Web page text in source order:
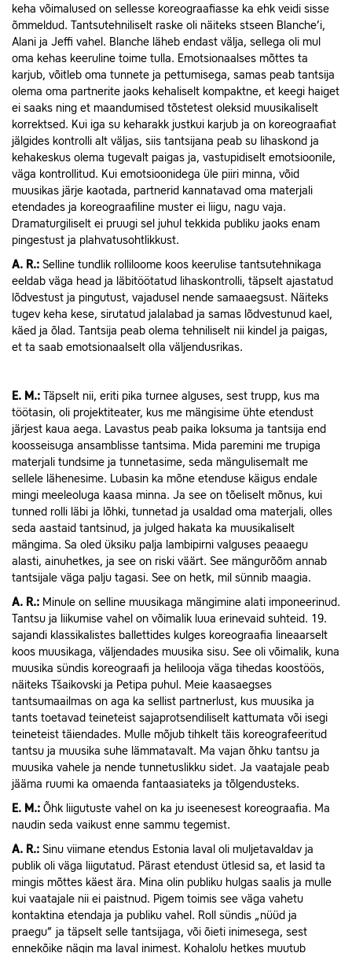
keha võimalused on sellesse koreograafiasse ka ehk veidi sisse
õmmeldud. Tantsutehniliselt raske oli näiteks stseen Blanche’i,
Alani ja Jeffi vahel. Blanche läheb endast välja, sellega oli mul
oma kehas keeruline toime tulla. Emotsionaalses mõttes ta
karjub, võitleb oma tunnete ja pettumisega, samas peab tantsija
olema oma partnerite jaoks kehaliselt kompaktne, et keegi haiget
ei saaks ning et maandumised tõstetest oleksid muusikaliselt
korrektsed. Kui iga su keharakk justkui karjub ja on koreograafiat
jälgides kontrolli alt väljas, siis tantsijana peab su lihaskond ja
kehakeskus olema tugevalt paigas ja, vastupidiselt emotsioonile,
väga kontrollitud. Kui emotsioonidega üle piiri minna, võid
muusikas järje kaotada, partnerid kannatavad oma materjali
etendades ja koreograafiline muster ei liigu, nagu vaja.
Dramaturgiliselt ei pruugi sel juhul tekkida publiku jaoks enam
pingestust ja plahvatusohtlikkust.
A. R.: Selline tundlik rolliloome koos keerulise tantsutehnikaga
eeldab väga head ja läbitöötatud lihaskontrolli, täpselt ajastatud
lõdvestust ja pingutust, vajadusel nende samaaegsust. Näiteks
tugev keha kese, sirutatud jalalabad ja samas lõdvestunud kael,
käed ja õlad. Tantsija peab olema tehniliselt nii kindel ja paigas,
et ta saab emotsionaalselt olla väljendusrikas.
E. M.: Täpselt nii, eriti pika turnee alguses, sest trupp, kus ma
töötasin, oli projektiteater, kus me mängisime ühte etendust
järjest kaua aega. Lavastus peab paika loksuma ja tantsija end
koosseisuga ansamblisse tantsima. Mida paremini me trupiga
materjali tundsime ja tunnetasime, seda mängulisemalt me
sellele lähenesime. Lubasin ka mõne etenduse käigus endale
mingi meeleoluga kaasa minna. Ja see on tõeliselt mõnus, kui
tunned rolli läbi ja lõhki, tunnetad ja usaldad oma materjali, olles
seda aastaid tantsinud, ja julged hakata ka muusikaliselt
mängima. Sa oled üksiku palja lambipirni valguses peaaegu
alasti, ainuhetkes, ja see on riski väärt. See mängurõõm annab
tantsijale väga palju tagasi. See on hetk, mil sünnib maagia.
A. R.: Minule on selline muusikaga mängimine alati imponeerinud.
Tantsu ja liikumise vahel on võimalik luua erinevaid suhteid. 19.
sajandi klassikalistes ballettides kulges koreograafia lineaarselt
koos muusikaga, väljendades muusika sisu. See oli võimalik, kuna
muusika sündis koreograafi ja helilooja väga tihedas koostöös,
näiteks Tšaikovski ja Petipa puhul. Meie kaasaegses
tantsumaailmas on aga ka sellist partnerlust, kus muusika ja
tants toetavad teineteist sajaprotsendiliselt kattumata või isegi
teineteist täiendades. Mulle mõjub tihkelt täis koreografeeritud
tantsu ja muusika suhe lämmatavalt. Ma vajan õhku tantsu ja
muusika vahele ja nende tunnetuslikku sidet. Ja vaatajale peab
jääma ruumi ka omaenda fantaasiateks ja tõlgendusteks.
E. M.: Õhk liigutuste vahel on ka ju iseenesest koreograafia. Ma
naudin seda vaikust enne sammu tegemist.
A. R.: Sinu viimane etendus Estonia laval oli muljetavaldav ja
publik oli väga liigutatud. Pärast etendust ütlesid sa, et lasid ta
mingis mõttes käest ära. Mina olin publiku hulgas saalis ja mulle
kui vaatajale nii ei paistnud. Pigem toimis see väga vahetu
kontaktina etendaja ja publiku vahel. Roll sündis „nüüd ja
praegu” ja täpselt selle tantsijaga, või õieti inimesega, sest
ennekõike nägin ma laval inimest. Kohalolu hetkes muutub